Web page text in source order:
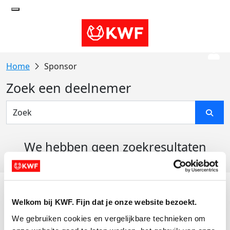
Welkom bij KWF. Fijn dat je onze website bezoekt.
We gebruiken cookies en vergelijkbare technieken om
Sponsor
Zoek een deelnemer
We hebben geen zoekresultaten
Actiematerialen
Evenementen